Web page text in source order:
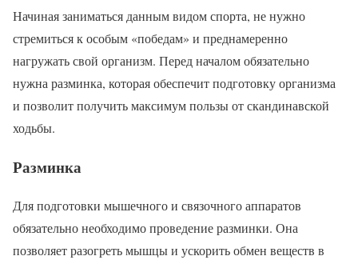
Начиная заниматься данным видом спорта, не нужно
стремиться к особым «победам» и преднамеренно
нагружать свой организм. Перед началом обязательно
нужна разминка, которая обеспечит подготовку организма
и позволит получить максимум пользы от скандинавской
ходьбы.
Разминка
Для подготовки мышечного и связочного аппаратов
обязательно необходимо проведение разминки. Она
позволяет разогреть мышцы и ускорить обмен веществ в